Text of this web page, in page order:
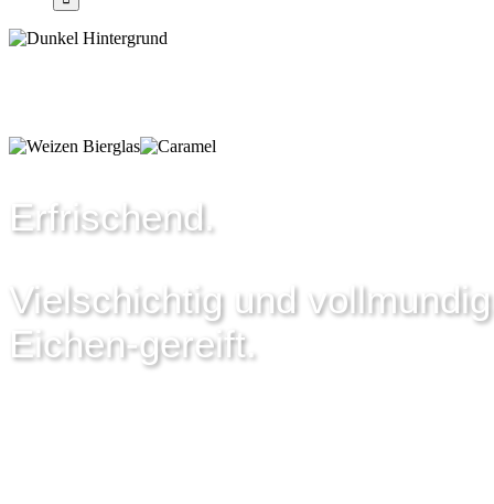
Erfrischend.
Vielschichtig und
Eichen-gereift.